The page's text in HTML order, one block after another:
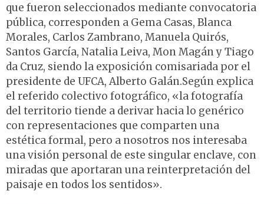
que fueron seleccionados mediante convocatoria
pública, corresponden a Gema Casas, Blanca
Morales, Carlos Zambrano, Manuela Quirós,
Santos García, Natalia Leiva, Mon Magán y Tiago
da Cruz, siendo la exposición comisariada por el
presidente de UFCA, Alberto Galán.Según explica
el referido colectivo fotográfico, «la fotografía
del territorio tiende a derivar hacia lo genérico
con representaciones que comparten una
estética formal, pero a nosotros nos interesaba
una visión personal de este singular enclave, con
miradas que aportaran una reinterpretación del
paisaje en todos los sentidos».